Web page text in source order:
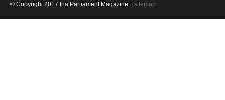
© Copyright 2017 Ina Parliament Magazine. | sitemap